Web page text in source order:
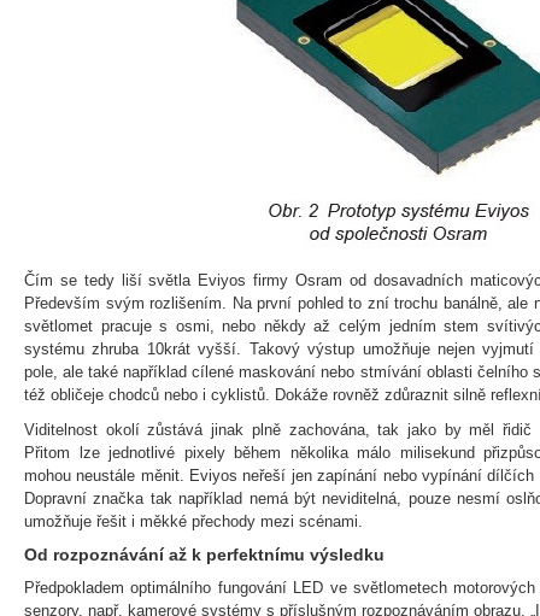
Čím se tedy liší světla Eviyos firmy Osram od dosavadních
Především svým rozlišením. Na první pohled to zní trochu banálně, ale
světlomet pracuje s osmi, nebo někdy až celým jedním stem
systému zhruba 10krát vyšší. Takový výstup umožňuje nejen
pole, ale také například cílené maskování nebo stmívání oblasti čelního
též obličeje chodců nebo i cyklistů. Dokáže rovněž zdůraznit silně
Viditelnost okolí zůstává jinak plně zachována, tak jako by měl řidič
Přitom lze jednotlivé pixely během několika málo milisekund
mohou neustále měnit. Eviyos neřeší jen zapínání nebo vypínání
Dopravní značka tak například nemá být neviditelná, pouze nesmí
umožňuje řešit i měkké přechody mezi scénami.
Od rozpoznávání až k perfektnímu výsledku
Předpokladem optimálního fungování LED ve světlometech
senzory, např. kamerové systémy s příslušným rozpoznáváním obrazu.